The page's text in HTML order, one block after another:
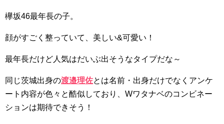
欅坂46最年長の子。
顔がすごく整っていて、美しい&可愛い！
最年長だけど人気はだいぶ出そうなタイプだな～
同じ茨城出身の渡邉理佐とは名前・出身だけでなくアンケ
ート内容が色々と酷似しており、Wワタナベのコンビネー
ションは期待できそう！